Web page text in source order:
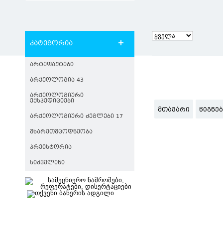
კატეგორია
ᲐᲠᲢᲔᲤᲐᲥᲢᲔᲑᲘ
ᲐᲠᲥᲔᲝᲚᲝᲒᲘᲐ 43
ᲐᲠᲥᲔᲝᲚᲝᲒᲘᲣᲠᲘ
ᲔᲥᲡᲞᲔᲓᲘᲪᲘᲔᲑᲘ
ᲐᲠᲥᲔᲝᲚᲝᲒᲘᲣᲠᲘ ᲫᲔᲒᲚᲔᲑᲘ 17
ᲛᲮᲐᲠᲔᲗᲛᲪᲝᲓᲜᲔᲝᲑᲐ
ᲞᲠᲔᲘᲡᲢᲝᲠᲘᲐ
ᲡᲘᲫᲕᲔᲚᲔᲜᲘ
ᲛᲗᲐᲕᲐᲠᲘ